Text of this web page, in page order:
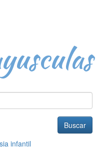
Buscar
infantil